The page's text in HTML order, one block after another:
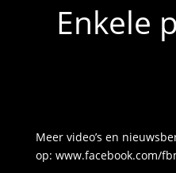
Enkele
Meer video’s en
op: www.facebook.com/